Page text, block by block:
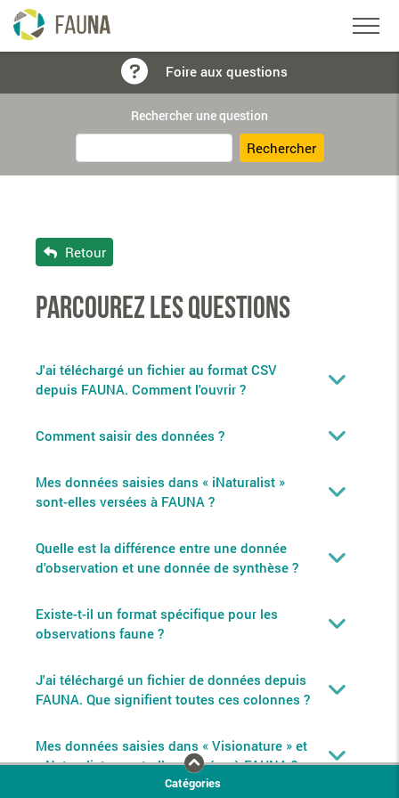
Foire aux questions
Rechercher une question
Rechercher
Retour
Parcourez les questions
J'ai téléchargé un fichier au format CSV
depuis FAUNA. Comment l'ouvrir ?
Comment saisir des données ?
Mes données saisies dans « iNaturalist »
sont-elles versées à FAUNA ?
Quelle est la différence entre une donnée
d'observation et une donnée de synthèse ?
Existe-t-il un format spécifique pour les
observations faune ?
J'ai téléchargé un fichier de données depuis
FAUNA. Que signifient toutes ces colonnes ?
Mes données saisies dans « Visionature » et
« Naturalist » sont-elles versées à FAUNA ?
Catégories